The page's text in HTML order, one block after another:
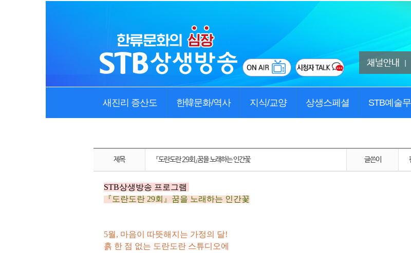
채널안내
새진리 증산도 한韓문화/역사 지식/교양 상생스페셜 STB예술
제목 『도란도란 29회』꿈을 노래하는 인간꽃 글쓴이
STB상생방송 프로그램
『도란도란 29회』 꿈을 노래하는 인간꽃
5월, 마음이 따뜻해지는 가정의 달!
흙 한 점 없는 도란도란 스튜디오에